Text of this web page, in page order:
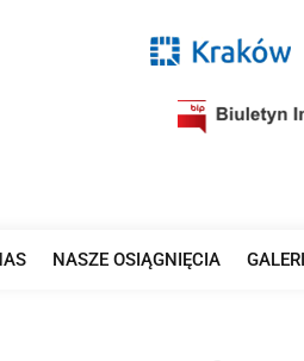
NASZE OSIĄGNIĘCIA